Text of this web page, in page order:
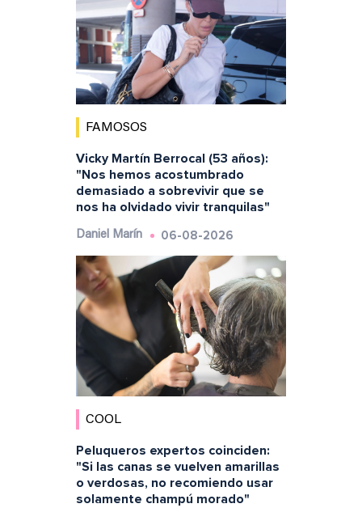
FAMOSOS
Vicky Martín Berrocal (53 años):
"Nos hemos acostumbrado
demasiado a sobrevivir que se
nos ha olvidado vivir tranquilas"
Daniel Marín 06-08-2026
COOL
Peluqueros expertos coinciden:
"Si las canas se vuelven amarillas
o verdosas, no recomiendo usar
solamente champú morado"